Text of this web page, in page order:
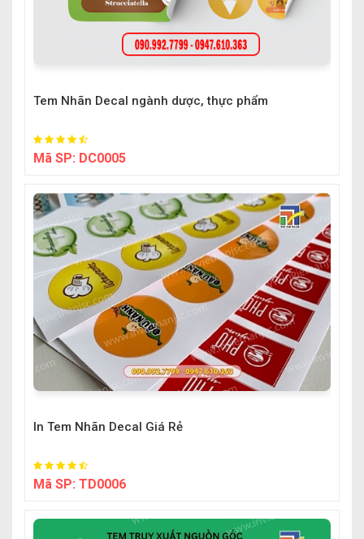
Tem Nhãn Decal ngành dược, thực phẩm
Mã SP: DC0005
In Tem Nhãn Decal Giá Rẻ
Mã SP: TD0006